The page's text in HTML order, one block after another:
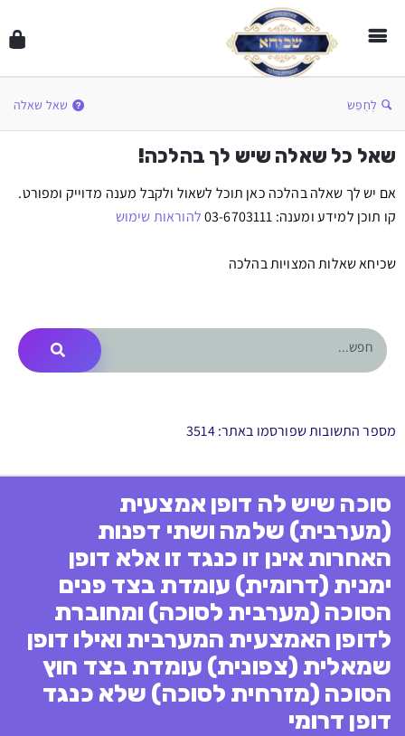
לְחַפֵּשׂ שאל שאלה
שאל כל שאלה שיש לך בהלכה!
אם יש לך שאלה בהלכה כאן תוכל לשאול ולקבל מענה מדוייק ומפורט.
קו תוכן למידע ומענה: 03-6703111
להוראות שימוש
שכיחא שאלות המצויות בהלכה
מספר התשובות שפורסמו באתר: 3514
סוכה שיש לה דופן אמצעית
(מערבית) שלמה ושתי דפנות
האחרות אינן זו כנגד זו אלא דופן
ימנית (דרומית) עומדת בצד פנים
הסוכה (מערבית לסוכה) ומחוברת
לדופן האמצעית המערבית ואילו דופן
שמאלית (צפונית) עומדת בצד חוץ
הסוכה (מזרחית לסוכה) שלא כנגד
דופן דרומי